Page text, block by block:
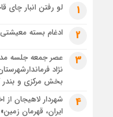
4 هفته قبل
رئوف
تصاویر هوایی مراسم
مراسم تشییع پیکر
1 لو رفتن انبار چای
2 ادغام بسته
3
عصر جمعه جلسه
نژاد
بخش مرکزی و بندر
4
شهردار لاهیجان
ایران، قهرمان